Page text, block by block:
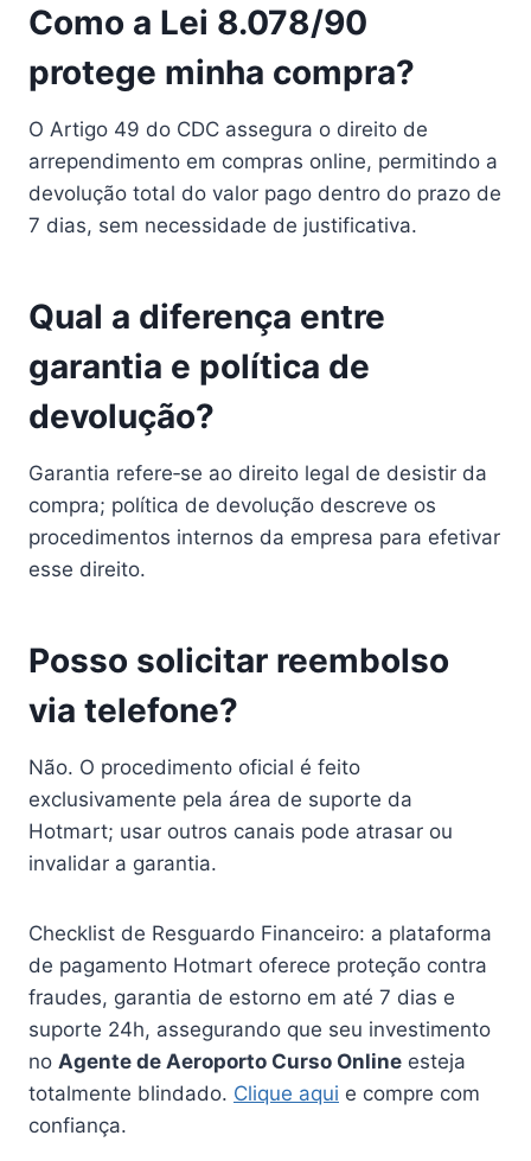
Como a Lei 8.078/90
protege minha compra?
O Artigo 49 do CDC assegura o direito de
arrependimento em compras online, permitindo a
devolução total do valor pago dentro do prazo de
7 dias, sem necessidade de justificativa.
Qual a diferença entre
garantia e política de
devolução?
Garantia refere‑se ao direito legal de desistir da
compra; política de devolução descreve os
procedimentos internos da empresa para efetivar
esse direito.
Posso solicitar reembolso
via telefone?
Não. O procedimento oficial é feito
exclusivamente pela área de suporte da
Hotmart; usar outros canais pode atrasar ou
invalidar a garantia.
Checklist de Resguardo Financeiro: a plataforma
de pagamento Hotmart oferece proteção contra
fraudes, garantia de estorno em até 7 dias e
suporte 24h, assegurando que seu investimento
no Agente de Aeroporto Curso Online esteja
totalmente blindado. Clique aqui e compre com
confiança.